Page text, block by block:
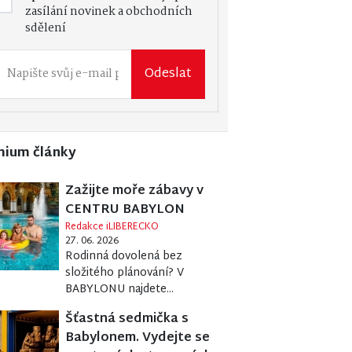
zasílání novinek a obchodních
sdělení
Odeslat
články
Zažijte moře zábavy v
CENTRU BABYLON
Redakce iLIBERECKO
27. 06. 2026
Rodinná dovolená bez
složitého plánování? V
BABYLONU najdete...
Šťastná sedmička s
Babylonem. Vydejte se